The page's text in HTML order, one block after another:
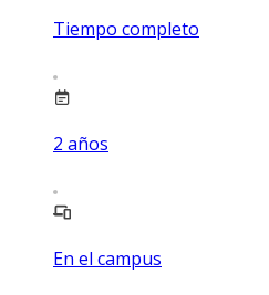
Tiempo completo
2 años
En el campus